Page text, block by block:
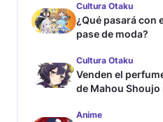
Cultura Otaku
¿Qué pasará con
pase de moda?
Cultura Otaku
Venden el
de Mahou
Anime